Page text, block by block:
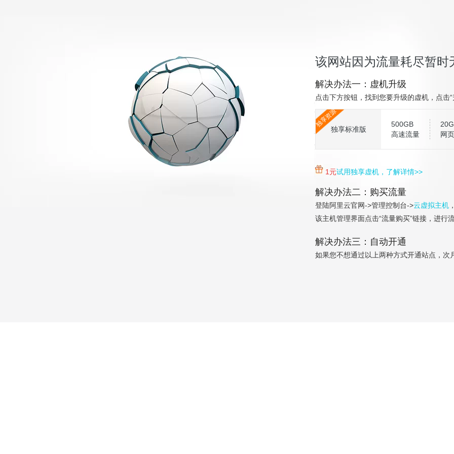
该网站因为流量耗尽暂时
解决办法一：虚机升级
点击下方按钮，找到您要升级的虚机，点击
独享资源
独享标准版
500GB
高速流量
网
1元试用独享虚机，了解详情>>
解决办法二：购买流量
登陆阿里云官网->管理控制台->云虚拟主机
该主机管理界面点击“流量购买”链接，进行
解决办法三：自动开通
如果您不想通过以上两种方式开通站点，次